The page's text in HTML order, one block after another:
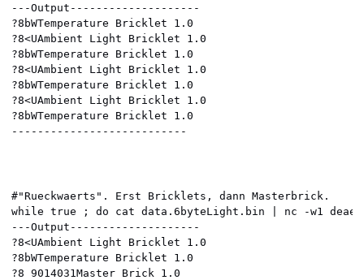
---Output--------------------
?8bWTemperature Bricklet 1.0
?8<UAmbient Light Bricklet 1.0
?8bWTemperature Bricklet 1.0
?8<UAmbient Light Bricklet 1.0
?8bWTemperature Bricklet 1.0
?8<UAmbient Light Bricklet 1.0
?8bWTemperature Bricklet 1.0
---------------------------
#"Rueckwaerts". Erst Bricklets, dann Masterbrick.
while true ; do cat data.6byteLight.bin | nc -w1
---Output--------------------
?8<UAmbient Light Bricklet 1.0
?8bWTemperature Bricklet 1.0
?8 9014031Master Brick 1.0